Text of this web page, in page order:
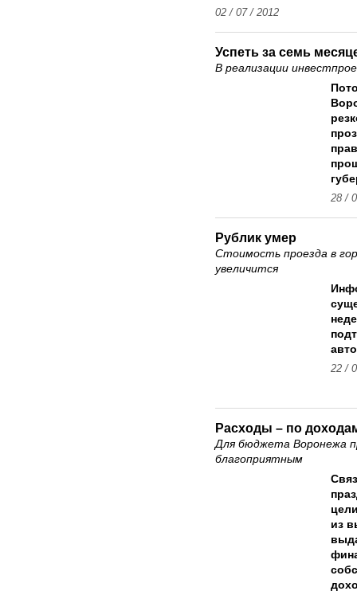
02 / 07 / 2012
Успеть за семь
В реализации
28 /
Рублик умер
Стоимость проезда в
увеличится
22 /
Расходы – по
Для бюджета Воронежа
благоприятным
из